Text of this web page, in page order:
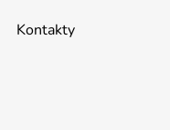
Kontakty